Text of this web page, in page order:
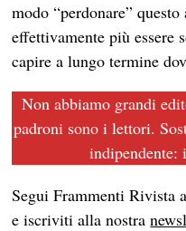
modo “perdonare”
effettivamente più essere
capire a lungo termine
Non abbiamo grandi
padroni sono i lettori.
Segui Frammenti Rivista
e iscriviti alla nostra